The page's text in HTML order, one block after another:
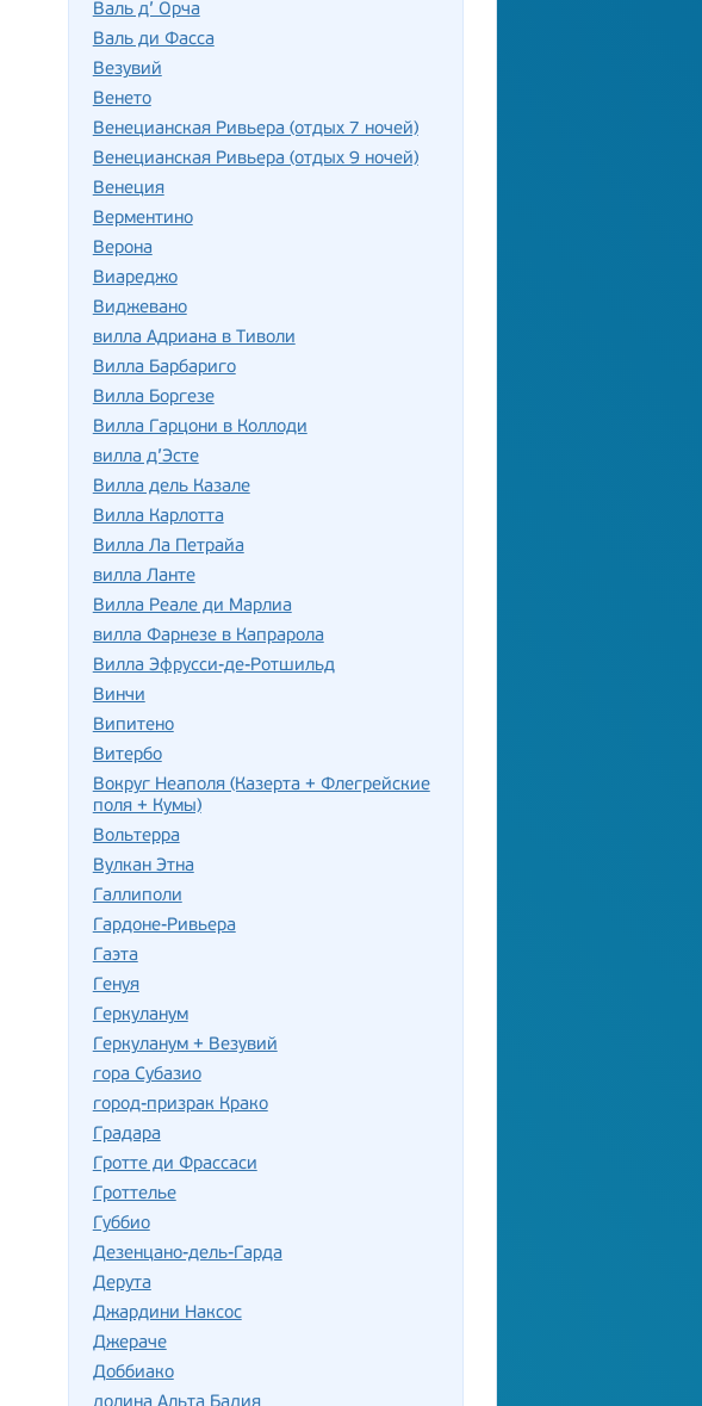
Валь д’ Орча
Валь ди Фасса
Везувий
Венето
Венецианская Ривьера (отдых 7 ночей)
Венецианская Ривьера (отдых 9 ночей)
Венеция
Верментино
Верона
Виареджо
Виджевано
вилла Адриана в Тиволи
Вилла Барбариго
Вилла Боргезе
Вилла Гарцони в Коллоди
вилла д’Эсте
Вилла дель Казале
Вилла Карлотта
Вилла Ла Петрайа
вилла Ланте
Вилла Реале ди Марлиа
вилла Фарнезе в Капрарола
Вилла Эфрусси-де-Ротшильд
Винчи
Випитено
Витербо
Вокруг Неаполя (Казерта + Флегрейские
поля + Кумы)
Вольтерра
Вулкан Этна
Галлиполи
Гардоне-Ривьера
Гаэта
Генуя
Геркуланум
Геркуланум + Везувий
гора Субазио
город-призрак Крако
Градара
Гротте ди Фрассаси
Гроттелье
Губбио
Дезенцано-дель-Гарда
Дерута
Джардини Наксос
Джераче
Доббиако